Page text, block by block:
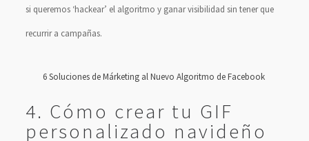
si queremos ‘hackear’ el algoritmo y ganar visibilidad sin tener que
recurrir a campañas.
6 Soluciones de Márketing al Nuevo Algoritmo de Facebook
4. Cómo crear tu GIF
personalizado navideño